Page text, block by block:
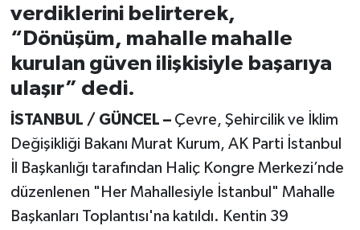
verdiklerini belirterek,
“Dönüşüm, mahalle mahalle
kurulan güven ilişkisiyle başarıya
ulaşır” dedi.
İSTANBUL / GÜNCEL –Çevre, Şehircilik ve İklim
Değişikliği Bakanı Murat Kurum, AK Parti İstanbul
İl Başkanlığı tarafından Haliç Kongre Merkezi’nde
düzenlenen "Her Mahallesiyle İstanbul" Mahalle
Başkanları Toplantısı'na katıldı. Kentin 39